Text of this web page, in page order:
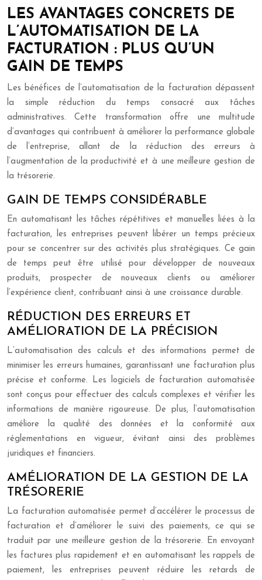
LES AVANTAGES CONCRETS DE
L’AUTOMATISATION DE LA
FACTURATION : PLUS QU’UN
GAIN DE TEMPS
Les bénéfices de l’automatisation de la facturation dépassent
la simple réduction du temps consacré aux tâches
administratives. Cette transformation offre une multitude
d’avantages qui contribuent à améliorer la performance globale
de l’entreprise, allant de la réduction des erreurs à
l’augmentation de la productivité et à une meilleure gestion de
la trésorerie.
GAIN DE TEMPS CONSIDÉRABLE
En automatisant les tâches répétitives et manuelles liées à la
facturation, les entreprises peuvent libérer un temps précieux
pour se concentrer sur des activités plus stratégiques. Ce gain
de temps peut être utilisé pour développer de nouveaux
produits, prospecter de nouveaux clients ou améliorer
l’expérience client, contribuant ainsi à une croissance durable.
RÉDUCTION DES ERREURS ET
AMÉLIORATION DE LA PRÉCISION
L’automatisation des calculs et des informations permet de
minimiser les erreurs humaines, garantissant une facturation plus
précise et conforme. Les logiciels de facturation automatisée
sont conçus pour effectuer des calculs complexes et vérifier les
informations de manière rigoureuse. De plus, l’automatisation
améliore la qualité des données et la conformité aux
réglementations en vigueur, évitant ainsi des problèmes
juridiques et financiers.
AMÉLIORATION DE LA GESTION DE LA
TRÉSORERIE
La facturation automatisée permet d’accélérer le processus de
facturation et d’améliorer le suivi des paiements, ce qui se
traduit par une meilleure gestion de la trésorerie. En envoyant
les factures plus rapidement et en automatisant les rappels de
paiement, les entreprises peuvent réduire les retards de